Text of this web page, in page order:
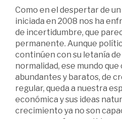
Como en el despertar de
iniciada en 2008 nos ha
de incertidumbre, que
permanente. Aunque
continúen con su letanía de
normalidad, ese mundo
abundantes y baratos, de
regular, queda a nuestra
económica y sus ideas
crecimiento ya no son